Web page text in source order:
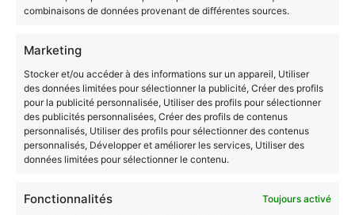
combinaisons de données provenant de différentes sources.
Marketing
Stocker et/ou accéder à des informations sur un appareil, Utiliser
des données limitées pour sélectionner la publicité, Créer des profils
pour la publicité personnalisée, Utiliser des profils pour sélectionner
des publicités personnalisées, Créer des profils de contenus
personnalisés, Utiliser des profils pour sélectionner des contenus
personnalisés, Développer et améliorer les services, Utiliser des
données limitées pour sélectionner le contenu.
Fonctionnalités
Toujours activé
les matériels et les diverses contraintes
technologique
Apporter les modifications nécessaires
Exploiter un patronnage industriel
Modifier un patronnage industriel en CAO par
transformations numériques d’une image de base
Produire un fichier vêtement
Modifier une toile en tracé à plat
Réaliser le prototype d’un modèle